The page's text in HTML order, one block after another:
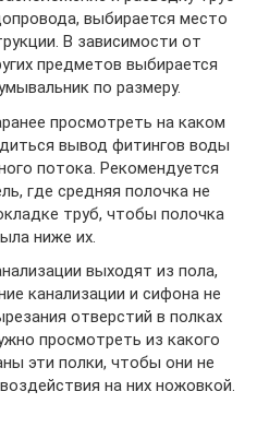
выбирается место
В зависимости от
предметов выбирается
по размеру.
просмотреть на каком
вывод фитингов воды
потока. Рекомендуется
где средняя полочка не
труб, чтобы полочка
ниже их.
выходят из пола,
канализации и сифона не
отверстий в полках
просмотреть из какого
эти полки, чтобы они не
на них ножовкой.